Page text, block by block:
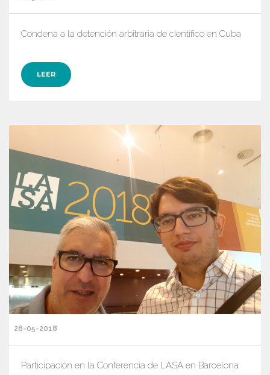
Condena a la detención arbitraria de científico en Cuba
LEER
28-05-2018
Participación en la Conferencia de LASA en Barcelona